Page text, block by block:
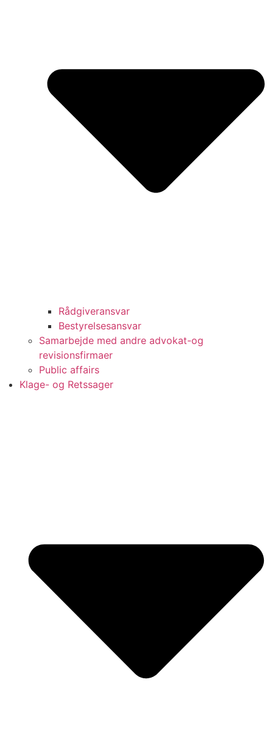
Rådgiveransvar
Bestyrelsesansvar
Samarbejde med andre advokat-og
revisionsfirmaer
Public affairs
Klage- og Retssager